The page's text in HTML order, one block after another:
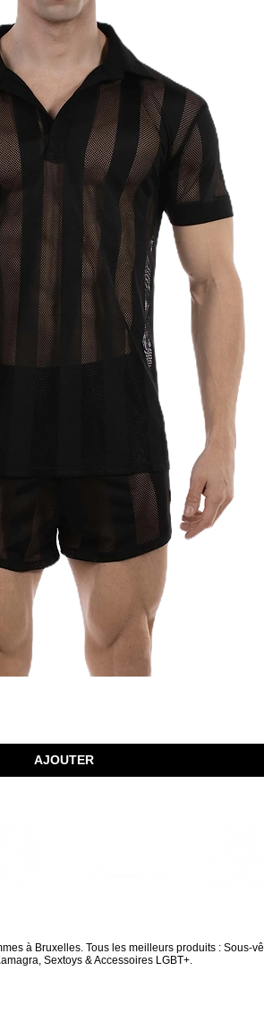
AJOUTER
à Bruxelles. Tous les meilleurs produits : Sous-
Sextoys & Accessoires LGBT+.